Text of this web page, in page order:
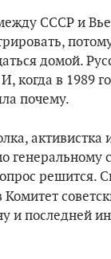
СССР и
домой.
когда в 1989
почему.
активистка
генеральному
решится.
Комитет
и последней